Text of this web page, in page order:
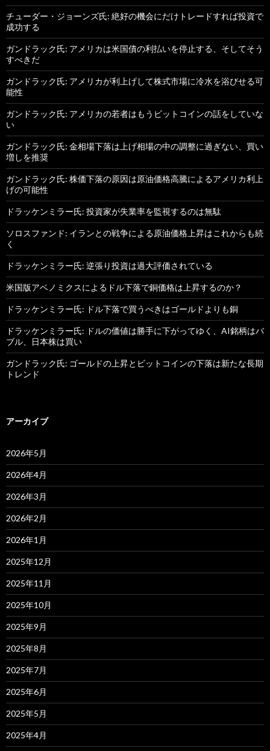
チューダー・ジョーンズ氏: 絶好の機会にだけトレードすれば投資で
成功する
ガンドラック氏: アメリカは米国債の利払いを停止する、そしてそう
すべきだ
ガンドラック氏: アメリカが利上げして株式市場に冷水を浴びせる可
能性
ガンドラック氏: アメリカの若者はもうビットコインの話をしていな
い
ガンドラック氏: 金相場下落は上げ相場の中の調整に過ぎない、買い
増しを推奨
ガンドラック氏: 株価下落の原因は原油価格高騰によるアメリカ利上
げの可能性
ドラッケンミラー氏: 投資家が失業率を監視するのは無駄
ソロスファンド: イランとの戦争による原油価格上昇はこれからも続
く
ドラッケンミラー氏: 逆張り投資は過大評価されている
米国版アベノミクスによるドル下落で銅価格は上昇するのか？
ドラッケンミラー氏: ドル下落で買うべきはゴールドよりも銅
ドラッケンミラー氏: ドルの価値は勝手に下がってゆく、AI銘柄はバ
ブル、日本株は買い
ガンドラック氏: ゴールドの上昇とビットコインの下落は新たな長期
トレンド
アーカイブ
2026年5月
2026年4月
2026年3月
2026年2月
2026年1月
2025年12月
2025年11月
2025年10月
2025年9月
2025年8月
2025年7月
2025年6月
2025年5月
2025年4月